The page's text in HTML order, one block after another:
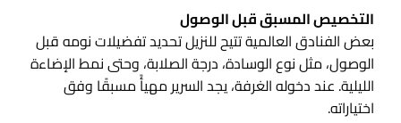
التخصيص المسبق قبل الوصول
بعض الفنادق العالمية تتيح للنزيل تحديد تفضيلات نومه قبل
الوصول، مثل نوع الوسادة، درجة الصلابة، وحتى نمط الإضاءة
الليلية. عند دخوله الغرفة، يجد السرير مهيأً مسبقًا وفق
اختياراته.